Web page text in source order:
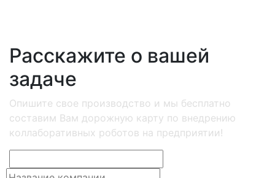
Расскажите о вашей
задаче
Опишите свое производство и мы бесплатно
составим Вам дорожную карту по внедрению
коллаборативных роботов на предприятии!